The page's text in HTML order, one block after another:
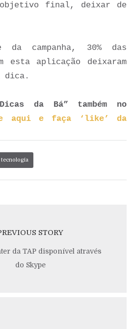
final, deixar de
campanha, 30% das
esta aplicação deixaram
dica.
Dicas da Bá” também no
aqui e faça ‘like’ da
tecnologia
STORY
da TAP disponível através
do Skype